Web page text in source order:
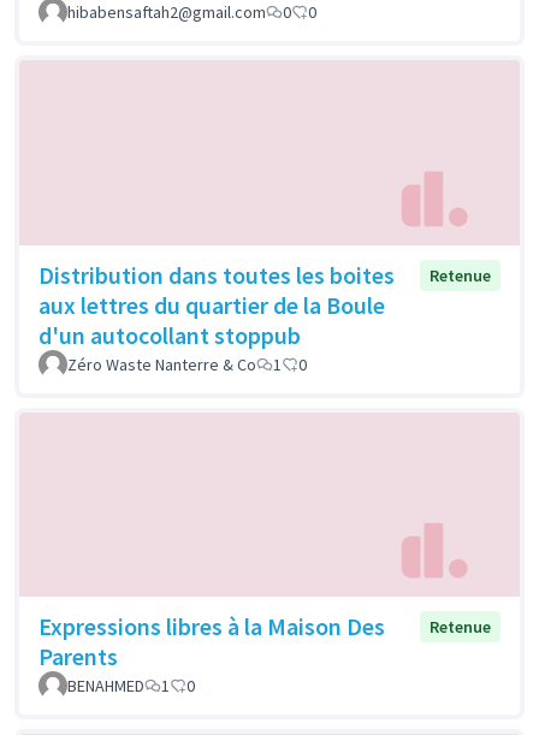
hibabensaftah2@gmail.com 0 0
Distribution dans toutes les boites
aux lettres du quartier de la Boule
d'un autocollant stoppub
Retenue
Zéro Waste Nanterre & Co 1 0
Expressions libres à la Maison Des
Parents
Retenue
BENAHMED 1 0